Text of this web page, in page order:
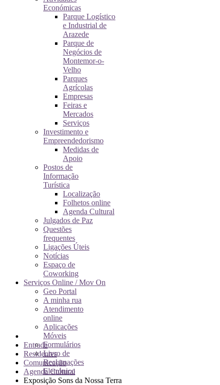
Económicas
Parque Logístico
e Industrial de
Arazede
Parque de
Negócios de
Montemor-o-
Velho
Parques
Agrícolas
Empresas
Feiras e
Mercados
Serviços
Investimento e
Empreendedorismo
Medidas de
Apoio
Postos de
Informação
Turística
Localização
Folhetos online
Agenda Cultural
Julgados de Paz
Questões
frequentes
Ligações Úteis
Notícias
Espaço de
Coworking
Serviços Online / Mov On
Geo Portal
A minha rua
Atendimento
online
Aplicações
Móveis
Formulários
Livro de
Reclamações
Eletrónico
Entrada
Residentes
Comunicação
Agenda Cultural
Exposição Sons da Nossa Terra